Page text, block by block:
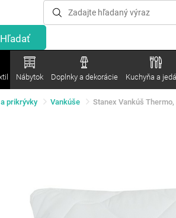
Nábytok Doplnky a dekorácie Kuchyňa a
prikrývky Vankúše Stanex Vankúš Thermo,